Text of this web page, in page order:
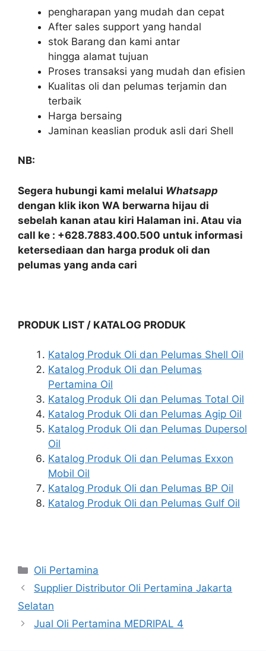
pengharapan yang mudah dan cepat
After sales support yang handal
stok Barang dan kami antar
hingga alamat tujuan
Proses transaksi yang mudah dan efisien
Kualitas oli dan pelumas terjamin dan
terbaik
Harga bersaing
Jaminan keaslian produk asli dari Shell
NB:
Segera hubungi kami melalui Whatsapp
dengan klik ikon WA berwarna hijau di
sebelah kanan atau kiri Halaman ini. Atau via
call ke : +628.7883.400.500 untuk informasi
ketersediaan dan harga produk oli dan
pelumas yang anda cari
PRODUK LIST / KATALOG PRODUK
Katalog Produk Oli dan Pelumas Shell Oil
Katalog Produk Oli dan Pelumas
Pertamina Oil
Katalog Produk Oli dan Pelumas Total Oil
Katalog Produk Oli dan Pelumas Agip Oil
Katalog Produk Oli dan Pelumas Dupersol
Oil
Katalog Produk Oli dan Pelumas Exxon
Mobil Oil
Katalog Produk Oli dan Pelumas BP Oil
Katalog Produk Oli dan Pelumas Gulf Oil
Oli Pertamina
Supplier Distributor Oli Pertamina Jakarta
Selatan
Jual Oli Pertamina MEDRIPAL 4